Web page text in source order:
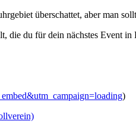
überschattet, aber man
die du für dein nächstes Event in
)